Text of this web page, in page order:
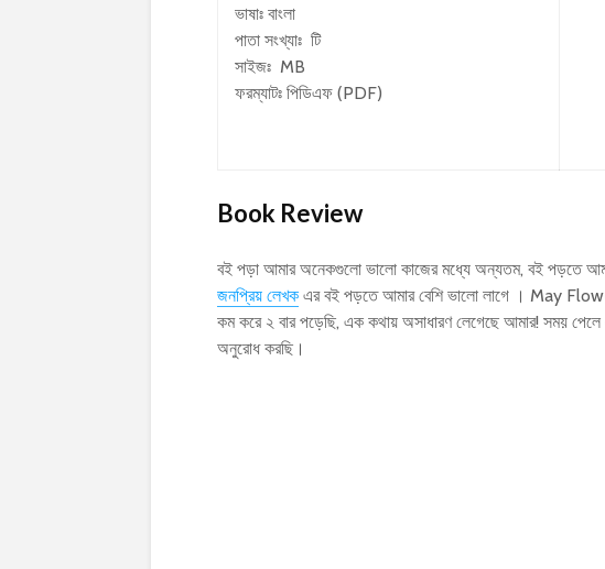
ভাষাঃ বাংলা
পাতা সংখ্যাঃ টি
সাইজঃ MB
ফরম্যাটঃ পিডিএফ (PDF)
Book Review
বই পড়া আমার অনেকগুলো ভালো কাজের মধ্যে অন্যতম, বই পড়তে
জনপ্রিয় লেখক এর বই পড়তে আমার বেশি ভালো লাগে । May
কম করে ২ বার পড়েছি, এক কথায় অসাধারণ লেগেছে আমার! সময়
অনুরোধ করছি।